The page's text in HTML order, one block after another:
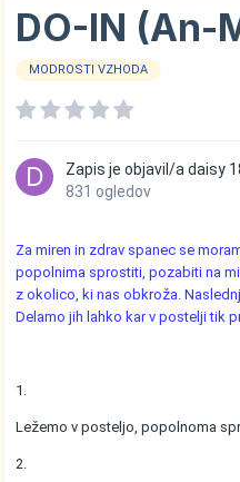
DO-IN (An-
MODROSTI VZHODA
Zapis je objavil/adaisy
831 ogledov
Za miren in zdrav spanec se
popolnima sprostiti, pozabiti na
z okolico, ki nas obkroža.
Delamo jih lahko kar v postelji tik
1.
Ležemo v posteljo, popolnoma
2.